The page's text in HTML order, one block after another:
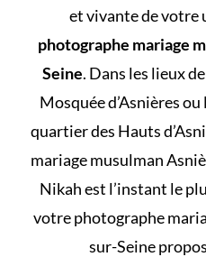
et vivante de votre
photographe mariage
Seine. Dans les lieux
Mosquée d’Asnières
quartier des Hauts
mariage musulman
Nikah est l’instant le
votre photographe
sur-Seine